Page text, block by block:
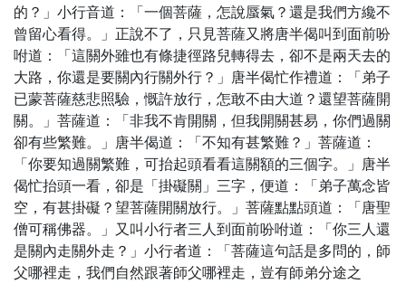
的？」小行音道：「一個菩薩，怎說蜃氣？還是我們方纔不
曾留心看得。」正說不了，只見菩薩又將唐半偈叫到面前吩
咐道：「這關外雖也有條捷徑路兒轉得去，卻不是兩天去的
大路，你還是要關內行關外行？」唐半偈忙作禮道：「弟子
已蒙菩薩慈悲照驗，慨許放行，怎敢不由大道？還望菩薩開
關。」菩薩道：「非我不肯開關，但我開關甚易，你們過關
卻有些繁難。」唐半偈道：「不知有甚繁難？」菩薩道：
「你要知過關繁難，可抬起頭看看這關額的三個字。」唐半
偈忙抬頭一看，卻是「掛礙關」三字，便道：「弟子萬念皆
空，有甚掛礙？望菩薩開關放行。」菩薩點點頭道：「唐聖
僧可稱佛器。」又叫小行者三人到面前吩咐道：「你三人還
是關內走關外走？」小行者道：「菩薩這句話是多問的，師
父哪裡走，我們自然跟著師父哪裡走，豈有師弟分途之